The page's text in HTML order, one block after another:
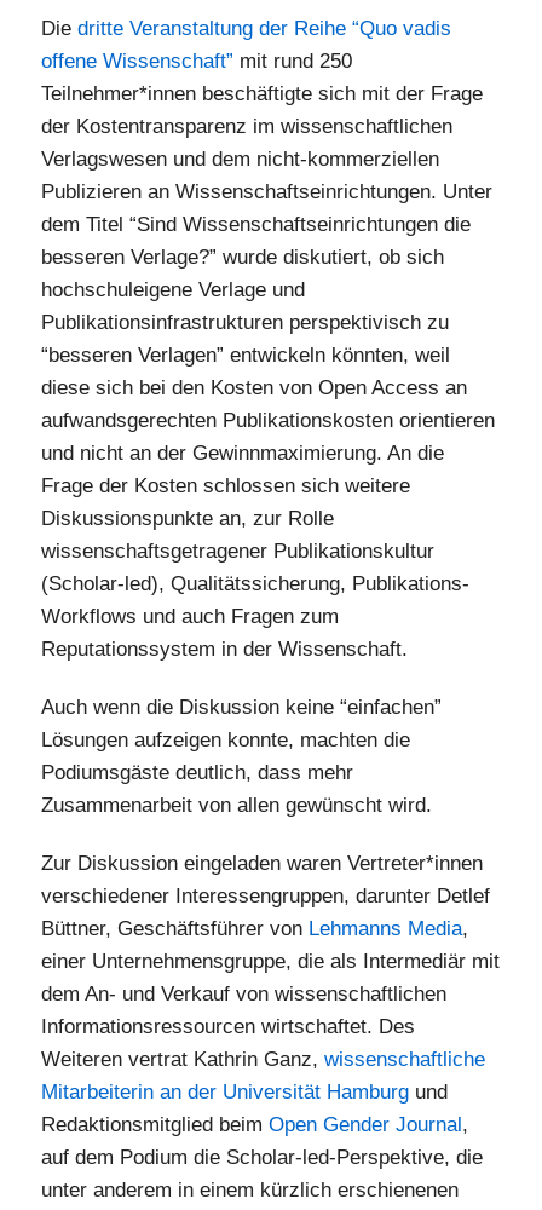
Diedritte Veranstaltung der Reihe “Quo vadis
offene Wissenschaft” mit rund 250
Teilnehmer*innen beschäftigte sich mit der Frage
der Kostentransparenz im wissenschaftlichen
Verlagswesen und dem nicht-kommerziellen
Publizieren an Wissenschaftseinrichtungen. Unter
dem Titel “Sind Wissenschaftseinrichtungen die
besseren Verlage?” wurde diskutiert, ob sich
hochschuleigene Verlage und
Publikationsinfrastrukturen perspektivisch zu
“besseren Verlagen” entwickeln könnten, weil
diese sich bei den Kosten von Open Access an
aufwandsgerechten Publikationskosten orientieren
und nicht an der Gewinnmaximierung. An die
Frage der Kosten schlossen sich weitere
Diskussionspunkte an, zur Rolle
wissenschaftsgetragener Publikationskultur
(Scholar-led), Qualitätssicherung, Publikations-
Workflows und auch Fragen zum
Reputationssystem in der Wissenschaft.
Auch wenn die Diskussion keine “einfachen”
Lösungen aufzeigen konnte, machten die
Podiumsgäste deutlich, dass mehr
Zusammenarbeit von allen gewünscht wird.
Zur Diskussion eingeladen waren Vertreter*innen
verschiedener Interessengruppen, darunter Detlef
Büttner, Geschäftsführer von Lehmanns Media,
einer Unternehmensgruppe, die als Intermediär mit
dem An- und Verkauf von wissenschaftlichen
Informationsressourcen wirtschaftet. Des
Weiteren vertrat Kathrin Ganz,wissenschaftliche
Mitarbeiterin an der Universität Hamburg und
Redaktionsmitglied beim Open Gender Journal ,
auf dem Podium die Scholar-led-Perspektive, die
unter anderem in einem kürzlich erschienenen